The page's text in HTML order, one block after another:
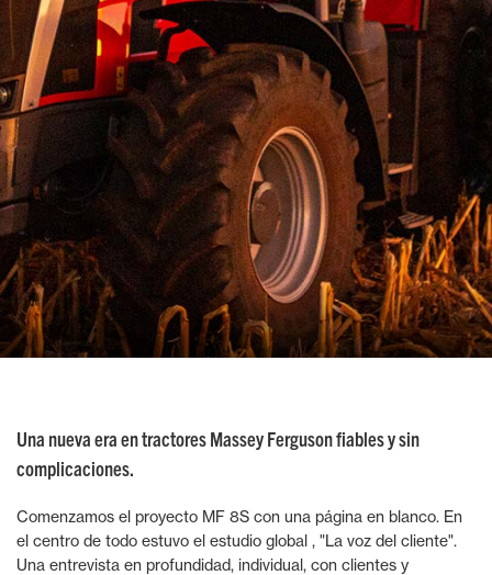
Una nueva era en tractores Massey Ferguson fiables y sin
complicaciones.
Comenzamos el proyecto MF 8S con una página en blanco. En
el centro de todo estuvo el estudio global , "La voz del cliente".
Una entrevista en profundidad, individual, con clientes y